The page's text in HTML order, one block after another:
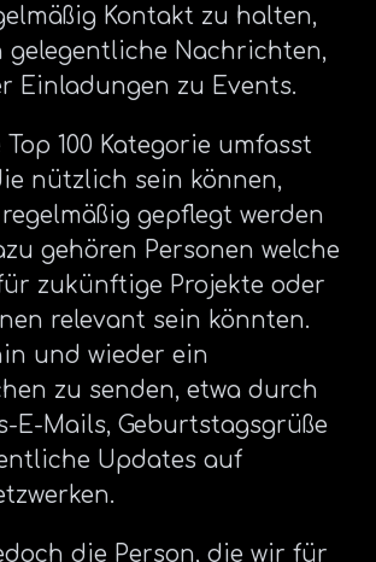
Kontakt zu halten,
gelegentliche Nachrichten,
Einladungen zu Events.
Top 100 Kategorie umfasst
nützlich sein können,
gepflegt werden
gehören Personen welche
zukünftige Projekte oder
relevant sein könnten.
und wieder ein
zu senden, etwa durch
E-Mails, Geburtstagsgrüße
Updates auf
die Person, die wir für